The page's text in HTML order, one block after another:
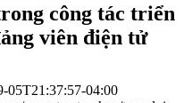
công tác triển
viên điện tử
05T21:37:57-04:00